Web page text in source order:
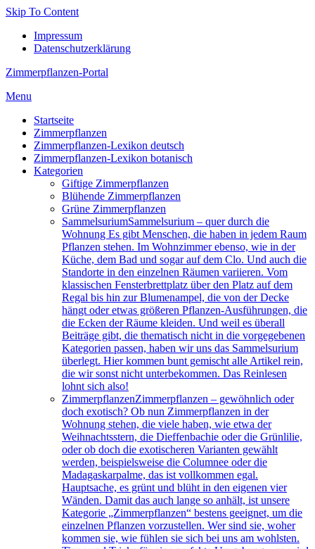
Skip To Content
Impressum
Datenschutzerklärung
Zimmerpflanzen-Portal
Menu
Startseite
Zimmerpflanzen
Zimmerpflanzen-Lexikon deutsch
Zimmerpflanzen-Lexikon botanisch
Kategorien
Giftige Zimmerpflanzen
Blühende Zimmerpflanzen
Grüne Zimmerpflanzen
Sam­mel­su­ri­umSammelsurium – quer durch die
Wohnung Es gibt Menschen, die haben in jedem Raum
Pflanzen stehen. Im Wohnzimmer ebenso, wie in der
Küche, dem Bad und sogar auf dem Clo. Und auch die
Standorte in den einzelnen Räumen variieren. Vom
klassischen Fensterbrettplatz über den Platz auf dem
Regal bis hin zur Blumenampel, die von der Decke
hängt oder etwas größeren Pflanzen-Ausführungen, die
die Ecken der Räume kleiden. Und weil es überall
Beiträge gibt, die thematisch nicht in die vorgegebenen
Kategorien passen, haben wir uns das Sammelsurium
überlegt. Hier kommen bunt gemischt alle Artikel rein,
die wir sonst nicht unterbekommen. Das Reinlesen
lohnt sich also!
ZimmerpflanzenZimmerpflanzen – gewöhnlich oder
doch exotisch? Ob nun Zimmerpflanzen in der
Wohnung stehen, die viele haben, wie etwa der
Weihnachtsstern, die Dieffenbachie oder die Grünlilie,
oder ob doch die exotischeren Varianten gewählt
werden, beispielsweise die Columnee oder die
Madagaskarpalme, das ist vollkommen egal.
Hauptsache, es grünt und blüht in den eigenen vier
Wänden. Damit das auch lange so anhält, ist unsere
Kategorie „Zimmerpflanzen“ bestens geeignet, um die
einzelnen Pflanzen vorzustellen. Wer sind sie, woher
kommen sie, wie fühlen sie sich bei uns am wohlsten.